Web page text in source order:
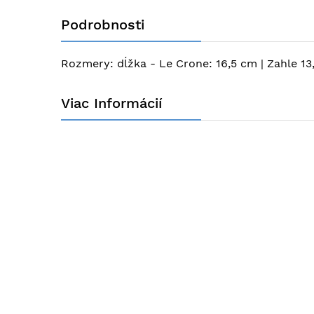
začiatok
galérie
Podrobnosti
Rozmery: dĺžka - Le Crone: 16,5 cm | Zahle
Viac Informácií